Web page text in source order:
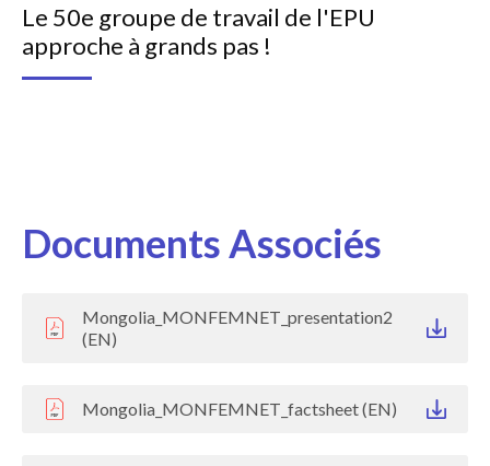
Le 50e groupe de travail de l'EPU
approche à grands pas !
Documents Associés
Mongolia_MONFEMNET_presentation2
(EN)
Mongolia_MONFEMNET_factsheet (EN)